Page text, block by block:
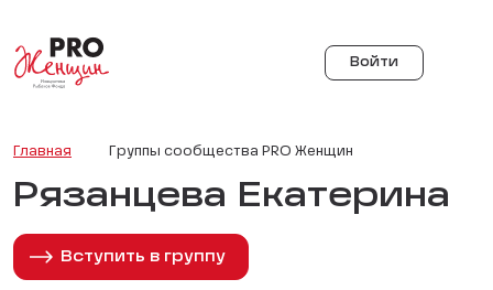
Войти
Главная Группы сообщества PRO Женщин
Рязанцева Екатерина
Вступить в группу